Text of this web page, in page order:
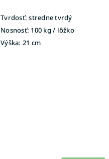
Tvrdosť: stredne tvrdý
Nosnosť: 100 kg / lôžko
Výška: 21 cm